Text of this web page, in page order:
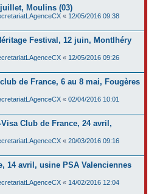
Moulins (03)
« 12/05/2016 09:38
Festival, 12 juin, Montlhéry
« 12/05/2016 09:26
de France, 6 au 8 mai, Fougères
«02/04/2016 10:01
Club de France, 24 avril,
«20/03/2016 09:16
14 avril, usine PSA Valenciennes
« 14/02/2016 12:04